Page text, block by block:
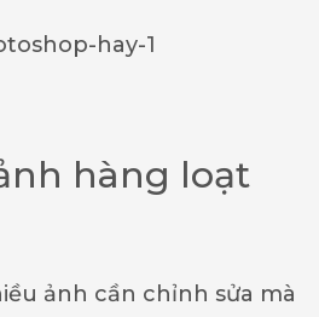
hàng loạt
ảnh cần chỉnh sửa mà